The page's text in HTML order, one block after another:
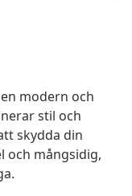
modern och
stil och
skydda din
och mångsidig,